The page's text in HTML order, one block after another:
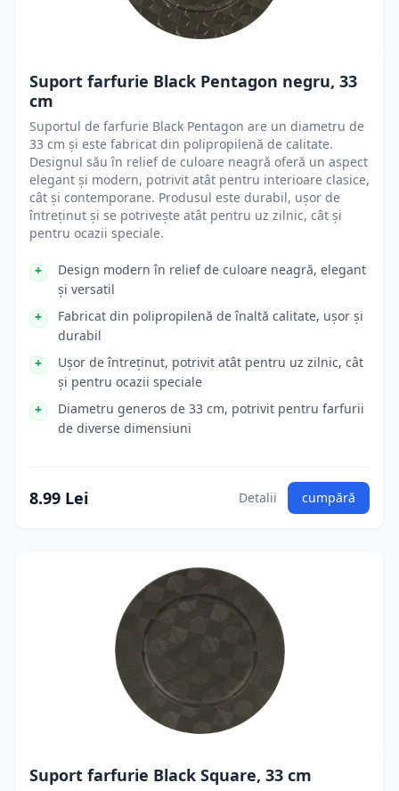
Suport farfurie Black Pentagon negru, 33
cm
Suportul de farfurie Black Pentagon are un diametru de
33 cm și este fabricat din polipropilenă de calitate.
Designul său în relief de culoare neagră oferă un aspect
elegant și modern, potrivit atât pentru interioare clasice,
cât și contemporane. Produsul este durabil, ușor de
întreținut și se potrivește atât pentru uz zilnic, cât și
pentru ocazii speciale.
Design modern în relief de culoare neagră, elegant
și versatil
Fabricat din polipropilenă de înaltă calitate, ușor și
durabil
Ușor de întreținut, potrivit atât pentru uz zilnic, cât
și pentru ocazii speciale
Diametru generos de 33 cm, potrivit pentru farfurii
de diverse dimensiuni
8.99 Lei Detalii cumpără
Suport farfurie Black Square, 33 cm